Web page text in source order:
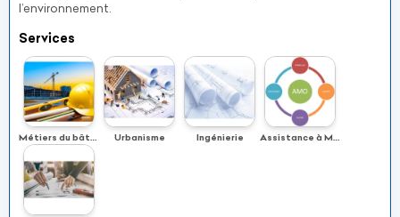
l’environnement.
Services
Métiers du bâtiment Urbanisme Ingénierie Assistance à Maîtrise d’Ouvrage (Mission AMO)